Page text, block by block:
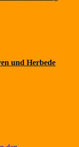
und Herbede